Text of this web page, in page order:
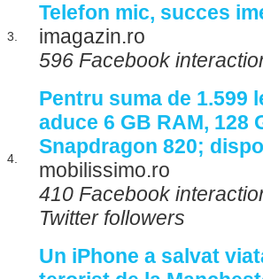
3.
Telefon mic, succes
imagazin.ro
596 Facebook
4.
Pentru suma de 1.599
aduce 6 GB RAM,
Snapdragon 820;
mobilissimo.ro
410 Facebook
Twitter followers
Un iPhone a salvat